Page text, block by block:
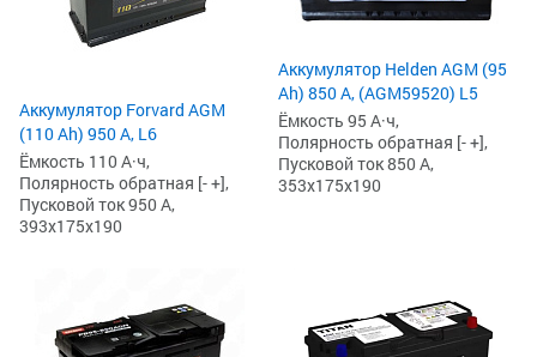
Аккумулятор Forvard AGM
(110 Ah) 950 А, L6
Ёмкость 110 А·ч,
Полярность обратная [- +],
Пусковой ток 950 А,
393x175x190
Аккумулятор Helden AGM (95
Ah) 850 А, (AGM59520) L5
Ёмкость 95 А·ч,
Полярность обратная [- +],
Пусковой ток 850 А,
353x175x190